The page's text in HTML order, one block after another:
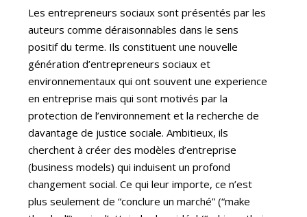
Les entrepreneurs sociaux sont présentés par les
auteurs comme déraisonnables dans le sens
positif du terme. Ils constituent une nouvelle
génération d’entrepreneurs sociaux et
environnementaux qui ont souvent une experience
en entreprise mais qui sont motivés par la
protection de l’environnement et la recherche de
davantage de justice sociale. Ambitieux, ils
cherchent à créer des modèles d’entreprise
(business models) qui induisent un profond
changement social. Ce qui leur importe, ce n’est
plus seulement de “conclure un marché” (“make